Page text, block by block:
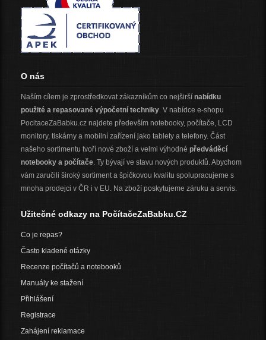
O nás
Naším cílem je zprostředkovat zákazníkům co nejširší nabídku
použité a repasované výpočetní techniky. V nabídce e-shopu
PocitaceZaBabku.cz najdete především notebooky, počítače, LCD
monitory, tiskárny a mobilní zařízení jako tablety a telefony. Část
našeho sortimentu tvoří nové zboží a velmi výhodné předváděcí
notebooky a počítače. Ty bývají ve stavu nových produktů. Abychom
vám zaručili široký sortiment a špičkovou kvalitu spolupracujeme s
mnoha prodejci v ČR i v EU. Na zboží poskytujeme záruku a servis.
Užitečné odkazy na PočítačeZaBabku.CZ
Co je repas?
Často kladené otázky
Recenze počítačů a notebooků
Manuály ke stažení
Přihlášení
Registrace
Zahájení reklamace